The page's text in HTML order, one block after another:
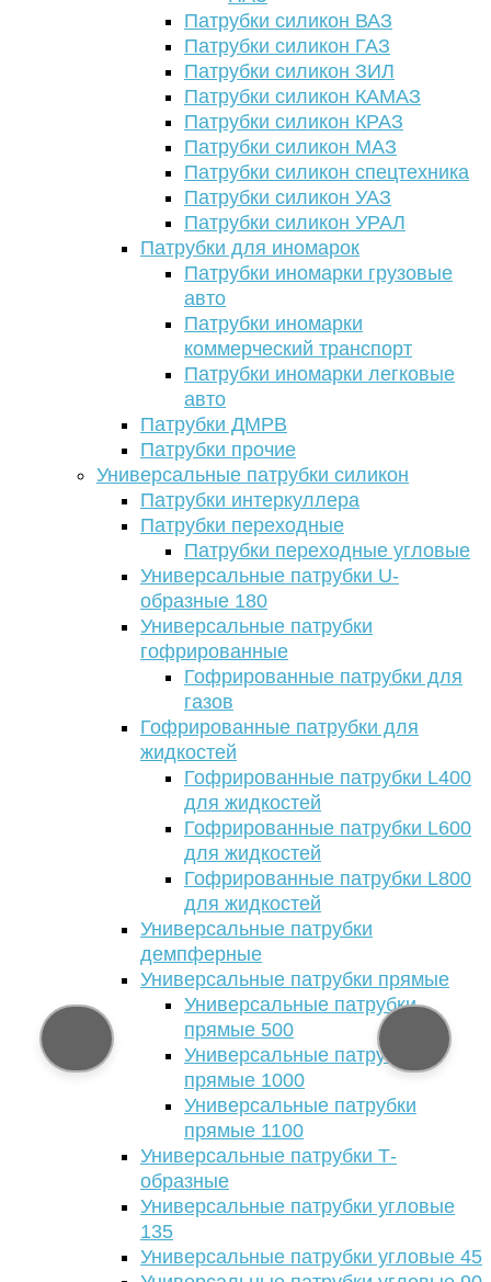
Патрубки силикон ВАЗ
Патрубки силикон ГАЗ
Патрубки силикон ЗИЛ
Патрубки силикон КАМАЗ
Патрубки силикон КРАЗ
Патрубки силикон МАЗ
Патрубки силикон спецтехника
Патрубки силикон УАЗ
Патрубки силикон УРАЛ
Патрубки для иномарок
Патрубки иномарки грузовые
авто
Патрубки иномарки
коммерческий транспорт
Патрубки иномарки легковые
авто
Патрубки ДМРВ
Патрубки прочие
Универсальные патрубки силикон
Патрубки интеркуллера
Патрубки переходные
Патрубки переходные угловые
Универсальные патрубки U-
образные 180
Универсальные патрубки
гофрированные
Гофрированные патрубки для
газов
Гофрированные патрубки для
жидкостей
Гофрированные патрубки L400
для жидкостей
Гофрированные патрубки L600
для жидкостей
Гофрированные патрубки L800
для жидкостей
Универсальные патрубки
демпферные
Универсальные патрубки прямые
Универсальные патрубки
прямые 500
Универсальные патрубки
прямые 1000
Универсальные патрубки
прямые 1100
Универсальные патрубки Т-
образные
Универсальные патрубки угловые
135
Универсальные патрубки угловые 45